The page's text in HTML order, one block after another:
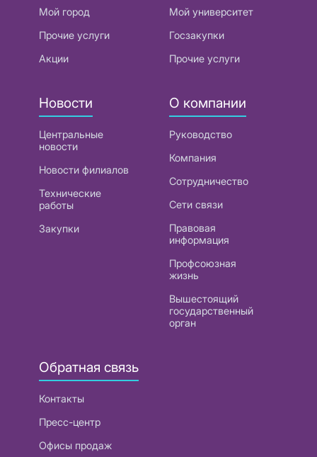
Мой город
Прочие услуги
Акции
Мой университет
Госзакупки
Прочие услуги
Новости
Центральные
новости
Новости филиалов
Технические
работы
Закупки
О компании
Руководство
Компания
Сотрудничество
Сети связи
Правовая
информация
Профсоюзная
жизнь
Вышестоящий
государственный
орган
Обратная связь
Контакты
Пресс-центр
Офисы продаж